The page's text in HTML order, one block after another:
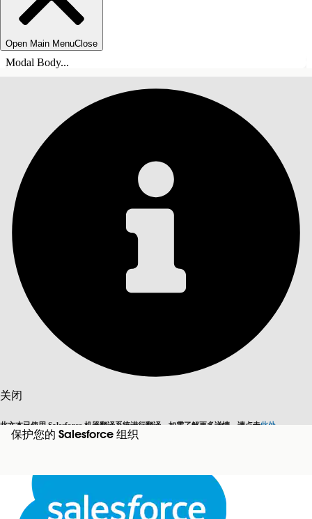
Open Main MenuClose
Modal Body...
关闭
此文本已使用 Salesforce 机器翻译系统进行翻译。如需了解更多详情，请点击此处
切换为英语 而非现在
关闭关闭
保护您的 Salesforce 组织
目录